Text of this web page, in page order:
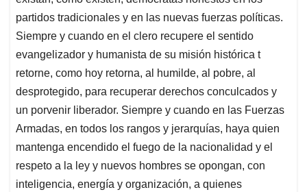
partidos tradicionales y en las nuevas fuerzas políticas.
Siempre y cuando en el clero recupere el sentido
evangelizador y humanista de su misión histórica t
retorne, como hoy retorna, al humilde, al pobre, al
desprotegido, para recuperar derechos conculcados y
un porvenir liberador. Siempre y cuando en las Fuerzas
Armadas, en todos los rangos y jerarquías, haya quien
mantenga encendido el fuego de la nacionalidad y el
respeto a la ley y nuevos hombres se opongan, con
inteligencia, energía y organización, a quienes